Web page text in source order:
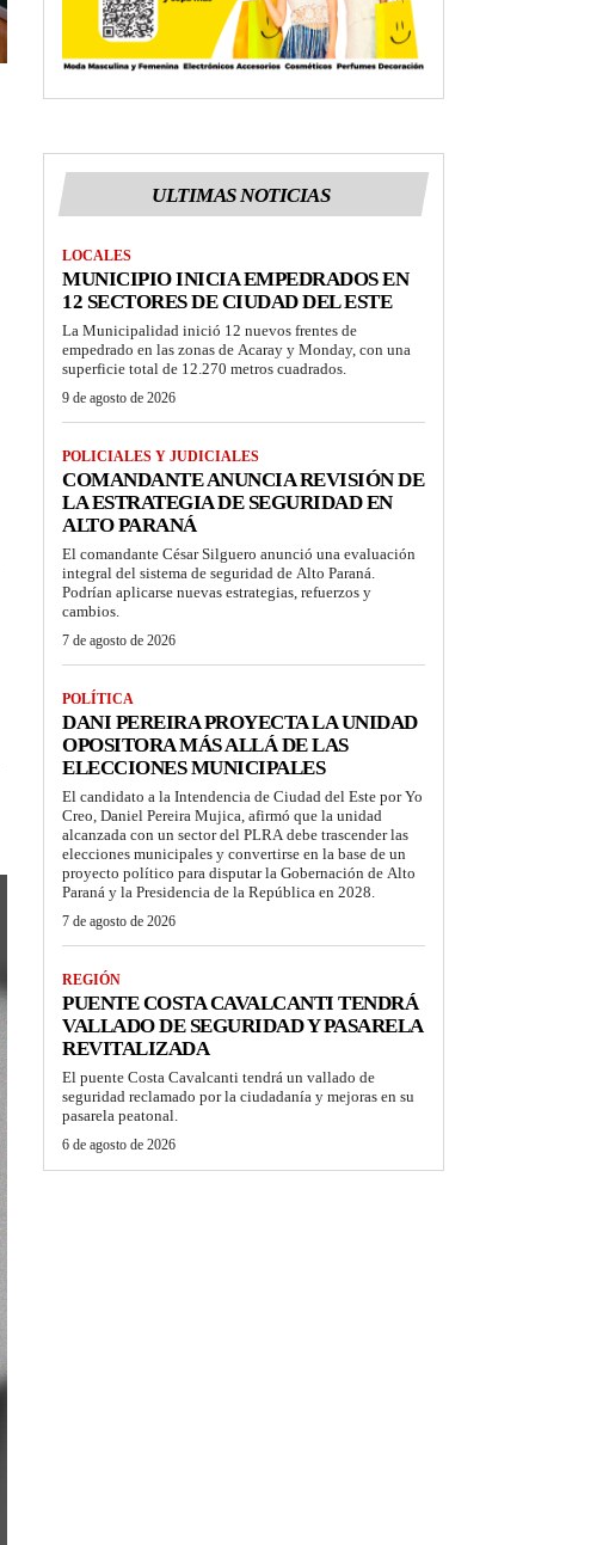
ULTIMAS NOTICIAS
LOCALES
MUNICIPIO INICIA EMPEDRADOS EN
12 SECTORES DE CIUDAD DEL ESTE
La Municipalidad inició 12 nuevos frentes de
empedrado en las zonas de Acaray y Monday, con una
superficie total de 12.270 metros cuadrados.
9 de agosto de 2026
POLICIALES Y JUDICIALES
COMANDANTE ANUNCIA REVISIÓN DE
LA ESTRATEGIA DE SEGURIDAD EN
ALTO PARANÁ
El comandante César Silguero anunció una evaluación
integral del sistema de seguridad de Alto Paraná.
Podrían aplicarse nuevas estrategias, refuerzos y
cambios.
7 de agosto de 2026
POLÍTICA
DANI PEREIRA PROYECTA LA UNIDAD
OPOSITORA MÁS ALLÁ DE LAS
ELECCIONES MUNICIPALES
El candidato a la Intendencia de Ciudad del Este por Yo
Creo, Daniel Pereira Mujica, afirmó que la unidad
alcanzada con un sector del PLRA debe trascender las
elecciones municipales y convertirse en la base de un
proyecto político para disputar la Gobernación de Alto
Paraná y la Presidencia de la República en 2028.
7 de agosto de 2026
REGIÓN
PUENTE COSTA CAVALCANTI TENDRÁ
VALLADO DE SEGURIDAD Y PASARELA
REVITALIZADA
El puente Costa Cavalcanti tendrá un vallado de
seguridad reclamado por la ciudadanía y mejoras en su
pasarela peatonal.
6 de agosto de 2026